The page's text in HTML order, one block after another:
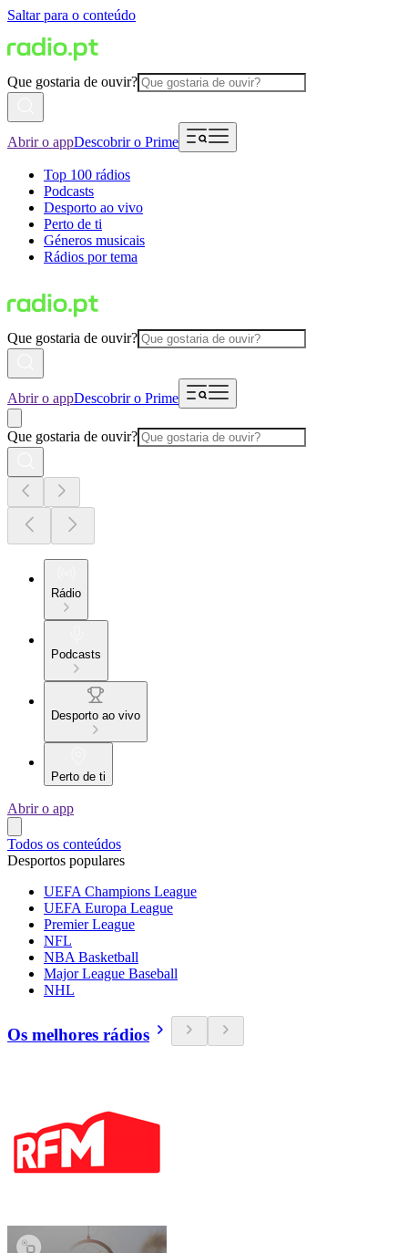
Saltar para o conteúdo
Que gostaria de ouvir?
Abrir o appDescobrir o Prime
Top 100 rádios
Podcasts
Desporto ao vivo
Perto de ti
Géneros musicais
Rádios por tema
Que gostaria de ouvir?
Abrir o appDescobrir o Prime
Que gostaria de ouvir?
Rádio
Podcasts
Desporto ao vivo
Perto de ti
Abrir o app
Todos os conteúdos
Desportos populares
UEFA Champions League
UEFA Europa League
Premier League
NFL
NBA Basketball
Major League Baseball
NHL
Os melhores rádios